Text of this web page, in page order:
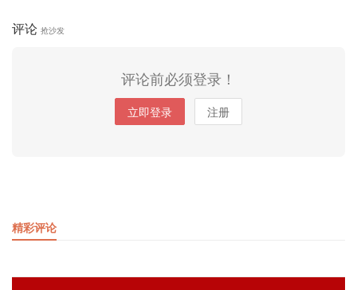
评论 抢沙发
评论前必须登录！
立即登录 注册
精彩评论